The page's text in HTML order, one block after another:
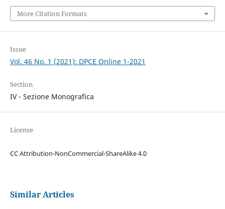
More Citation Formats
Issue
Vol. 46 No. 1 (2021): DPCE Online 1-2021
Section
IV - Sezione Monografica
License
CC Attribution-NonCommercial-ShareAlike 4.0
Similar Articles